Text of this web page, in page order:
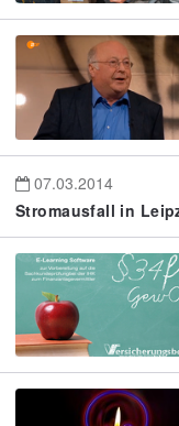
07.03.2014
Stromausfall in